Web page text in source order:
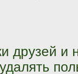
друзей и